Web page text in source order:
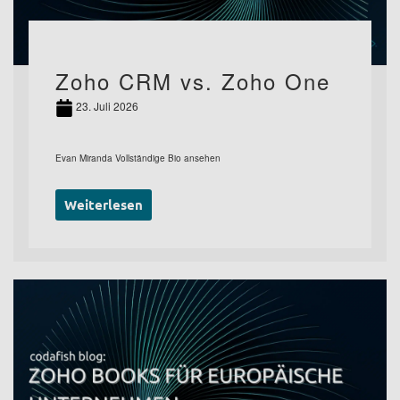
Zoho CRM vs. Zoho One
23. Juli 2026
Evan Miranda Vollständige Bio ansehen
Weiterlesen